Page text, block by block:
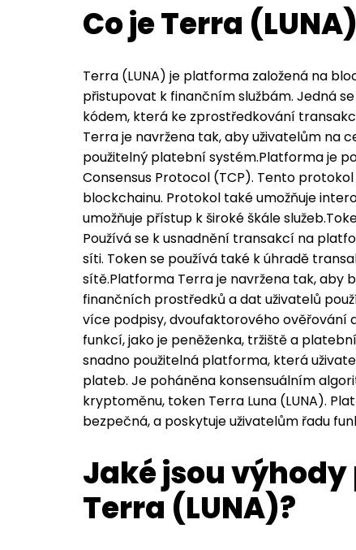
Co je Terra
Terra (LUNA) je platforma založená na
přistupovat k finančním službám. Jedná
kódem, která ke zprostředkování
Terra je navržena tak, aby uživatelům na
použitelný platební systém.Platforma je
Consensus Protocol (TCP). Tento
blockchainu. Protokol také umožňuje
umožňuje přístup k široké škále
Používá se k usnadnění transakcí na
síti. Token se používá také k úhradě
sítě.Platforma Terra je navržena tak, aby
finančních prostředků a dat uživatelů
více podpisy, dvoufaktorového ověřování
funkcí, jako je peněženka, tržiště a
snadno použitelná platforma, která
plateb. Je poháněna konsensuálním
kryptoměnu, token Terra Luna (LUNA).
bezpečná, a poskytuje uživatelům řadu
Jaké jsou
Terra (LUNA)?